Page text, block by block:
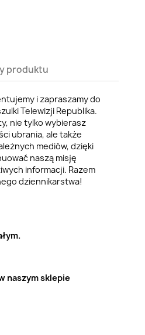
produktu
i zapraszamy do
Telewizji Republika.
nie tylko wybierasz
ubrania, ale także
mediów, dzięki
naszą misję
informacji. Razem
dziennikarstwa!
naszym sklepie